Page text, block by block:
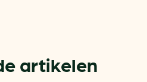
artikelen